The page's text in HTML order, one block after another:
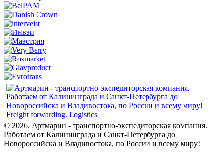
Freight forwarding. Logistics
© 2026. Артмарин - транспортно-экспедиторская компания.
Работаем от Калининграда и Санкт-Петербурга до
Новороссийска и Владивостока, по России и всему миру!